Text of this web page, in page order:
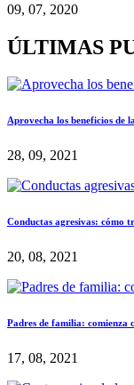
09, 07, 2020
ÚLTIMAS
Aprovecha los beneficios de
28, 09, 2021
Conductas agresivas: cómo
20, 08, 2021
Padres de familia: comienza
17, 08, 2021